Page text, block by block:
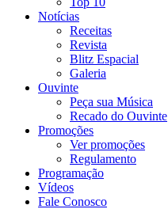
Notícias
Receitas
Revista
Blitz Espacial
Galeria
Ouvinte
Peça sua Música
Recado do Ouvinte
Promoções
Ver promoções
Regulamento
Programação
Vídeos
Fale Conosco